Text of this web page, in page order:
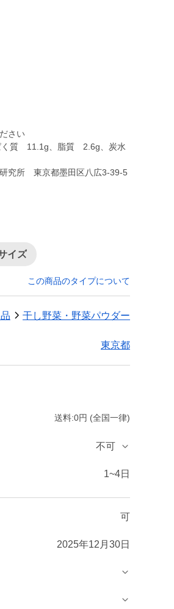
さい
く質 11.1g、脂質 2.6g、炭水
究所 東京都墨田区八広3-39-5
イズ
この商品のタイプについて
干し野菜・野菜パウダー
東京都
送料:0円 (全国一律)
不可
1~4日
可
2025年12月30日